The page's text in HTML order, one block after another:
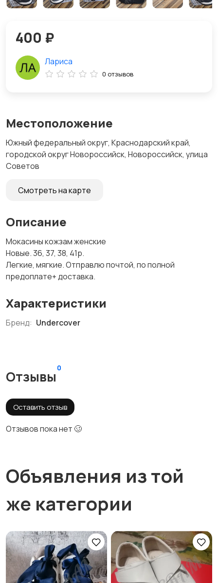
Местоположение
Южный федеральный округ, Краснодарский край,
городской округ Новороссийск, Новороссийск, улица
Советов
Смотреть на карте
Описание
Мокасины кожзам женские
Новые. 36, 37, 38, 41р.
Легкие, мягкие. Отправлю почтой, по полной
предоплате+ доставка.
Характеристики
Бренд: Undercover
Отзывы
0
Оставить отзыв
Отзывов пока нет 🥴
400 ₽
Лариса
0 отзывов
Объявления из той
же категории